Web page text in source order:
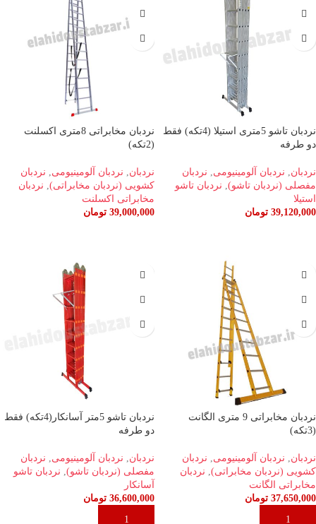
نردبان تاشو 5متری استیلا (4تکه) فقط
دو طرفه
نردبان, نردبان آلومینیومی, نردبان
مفصلی (نردبان تاشو), نردبان تاشو
استیلا
39,120,000 تومان
نردبان مخابراتی 8متری اکسلنت
(2تکه)
نردبان, نردبان آلومینیومی, نردبان
کشویی (نردبان مخابراتی), نردبان
مخابراتی اکسلنت
39,000,000 تومان
نردبان مخابراتی 9 متری الگانت
(3تکه)
نردبان, نردبان آلومینیومی, نردبان
کشویی (نردبان مخابراتی), نردبان
مخابراتی الگانت
37,650,000 تومان
افزودن به سبد خرید
نردبان تاشو 5متر آسانکار(4تکه) فقط
دو طرفه
نردبان, نردبان آلومینیومی, نردبان
مفصلی (نردبان تاشو), نردبان تاشو
آسانکار
36,600,000 تومان
افزودن به سبد خرید